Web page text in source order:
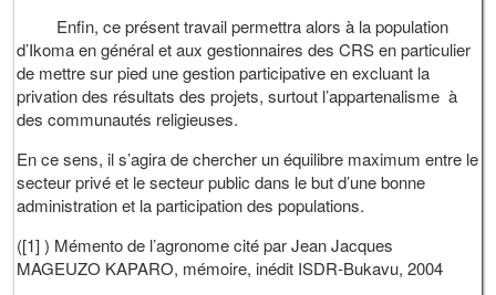
Enfin, ce présent travail permettra alors à la population
d’Ikoma en général et aux gestionnaires des CRS en particulier
de mettre sur pied une gestion participative en excluant la
privation des résultats des projets, surtout l’appartenalisme à
des communautés religieuses.
En ce sens, il s’agira de chercher un équilibre maximum entre le
secteur privé et le secteur public dans le but d’une bonne
administration et la participation des populations.
([1] ) Mémento de l’agronome cité par Jean Jacques
MAGEUZO KAPARO, mémoire, inédit ISDR-Bukavu, 2004